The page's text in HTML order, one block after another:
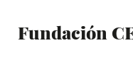
Fundación